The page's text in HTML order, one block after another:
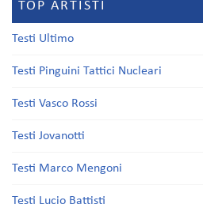
TOP ARTISTI
Testi Ultimo
Testi Pinguini Tattici Nucleari
Testi Vasco Rossi
Testi Jovanotti
Testi Marco Mengoni
Testi Lucio Battisti